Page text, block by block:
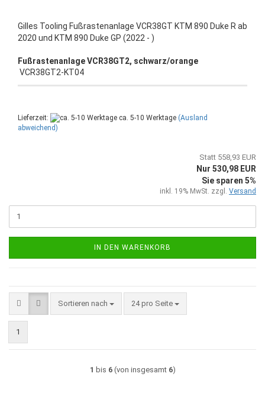
Gilles Tooling Fußrastenanlage VCR38GT KTM 890 Duke R ab
2020 und KTM 890 Duke GP (2022 - )
Fußrastenanlage VCR38GT2, schwarz/orange
VCR38GT2-KT04
Lieferzeit: ca. 5-10 Werktage (Ausland
abweichend)
Statt 558,93 EUR
Nur 530,98 EUR
Sie sparen 5%
inkl. 19% MwSt. zzgl. Versand
IN DEN WARENKORB
Sortieren nach
Sortieren nach 24 pro Seite
pro Seite
1
1 bis 6(von insgesamt 6)